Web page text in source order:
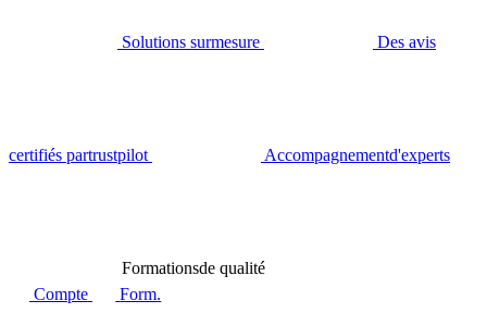
Solutions surmesure Des avis
certifiés partrustpilot Accompagnementd'experts
Formationsde qualité
Compte
Form.